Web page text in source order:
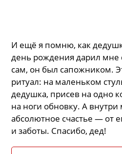
И ещё я помню, как
день рождения дарил
сам, он был сапожником.
ритуал: на маленьком
дедушка, присев на одно
на ноги обновку. А
абсолютное счастье — от
и заботы. Спасибо, дед!